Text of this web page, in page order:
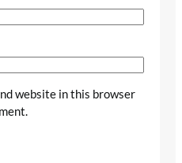
website in this browser